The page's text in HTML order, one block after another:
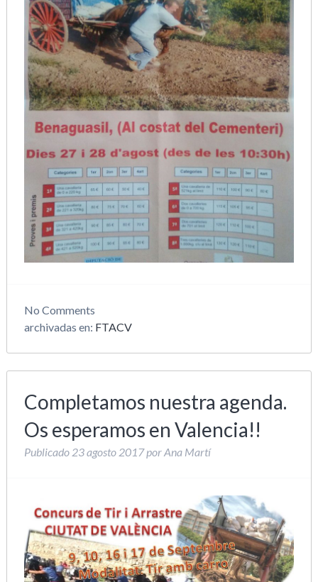
No Comments
archivadas en: FTACV
Completamos nuestra agenda.
Os esperamos en Valencia!!
Publicado 23 agosto 2017 porAna Martí